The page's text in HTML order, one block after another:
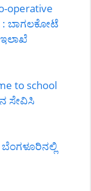
operative
: ಬಾಗಲಕೋಟೆ
ಇಲಾಖೆ
to school
ಸೇವಿಸಿ